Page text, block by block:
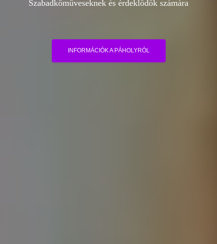
Szabadkőműveseknek és érdeklődők számára
INFORMÁCIÓK A PÁHOLYRÓL